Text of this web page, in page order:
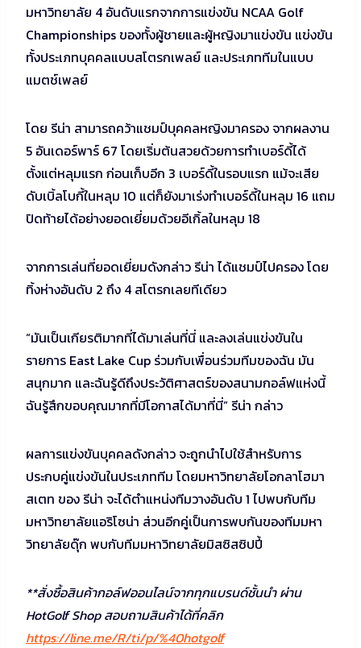
มหาวิทยาลัย 4 อันดับแรกจากการแข่งขัน NCAA Golf
Championships ของทั้งผู้ชายและผู้หญิงมาแข่งขัน แข่งขัน
ทั้งประเภทบุคคลแบบสโตรกเพลย์ และประเภททีมในแบบ
แมตช์เพลย์
โดย รีน่า สามารถคว้าแชมป์บุคคลหญิงมาครอง จากผลงาน
5 อันเดอร์พาร์ 67 โดยเริ่มต้นสวยด้วยการทำเบอร์ดี้ได้
ตั้งแต่หลุมแรก ก่อนเก็บอีก 3 เบอร์ดี้ในรอบแรก แม้จะเสีย
ดับเบิ้ลโบกี้ในหลุม 10 แต่ก็ยังมาเร่งทำเบอร์ดี้ในหลุม 16 แถม
ปิดท้ายได้อย่างยอดเยี่ยมด้วยอีเกิ้ลในหลุม 18
จากการเล่นที่ยอดเยี่ยมดังกล่าว รีน่า ได้แชมป์ไปครอง โดย
ทิ้งห่างอันดับ 2 ถึง 4 สโตรกเลยทีเดียว
“มันเป็นเกียรติมากที่ได้มาเล่นที่นี่ และลงเล่นแข่งขันใน
รายการ East Lake Cup ร่วมกับเพื่อนร่วมทีมของฉัน มัน
สนุกมาก และฉันรู้ดีถึงประวัติศาสตร์ของสนามกอล์ฟแห่งนี้
ฉันรู้สึกขอบคุณมากที่มีโอกาสได้มาที่นี่” รีน่า กล่าว
ผลการแข่งขันบุคคลดังกล่าว จะถูกนำไปใช้สำหรับการ
ประกบคู่แข่งขันในประเภททีม โดยมหาวิทยาลัยโอกลาโฮมา
สเตท ของ รีน่า จะได้ตำแหน่งทีมวางอันดับ 1 ไปพบกับทีม
มหาวิทยาลัยแอริโซน่า ส่วนอีกคู่เป็นการพบกันของทีมมหา
วิทยาลัยดุ๊ก พบกับทีมมหาวิทยาลัยมิสซิสซิปปี้
**สั่งซื้อสินค้ากอล์ฟออนไลน์จากทุกแบรนด์ชั้นนำ ผ่าน
HotGolf Shop สอบถามสินค้าได้ที่คลิก
https://line.me/R/ti/p/%40hotgolf